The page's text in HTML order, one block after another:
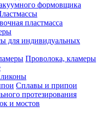
формовщика
пластмасса
для индивидуальных
Проволока, кламеры
Сплавы и припои
протезирования
и мостов